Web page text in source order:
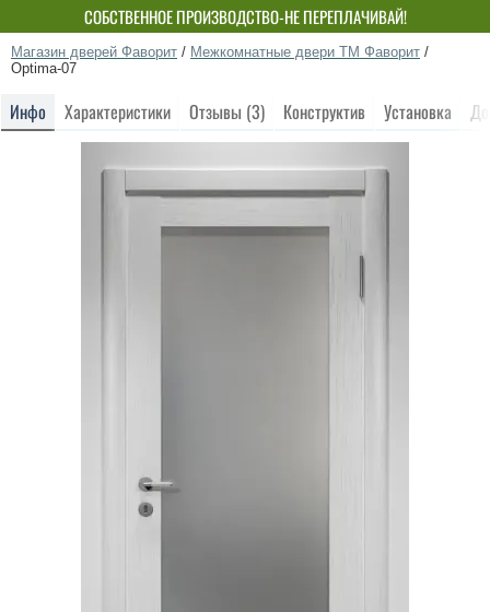
СОБСТВЕННОЕ ПРОИЗВОДСТВО-НЕ ПЕРЕПЛАЧИВАЙ!
Магазин дверей Фаворит / Межкомнатные двери ТМ Фаворит /
Optima-07
Инфо Характеристики Отзывы (3) Конструктив Установка